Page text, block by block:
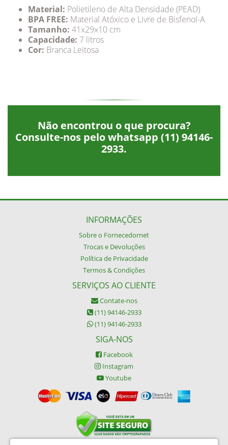
Material: Polietileno de Alta Densidade (PEAD)
BPA FREE: Material Atóxico e Livre de Bisfenol-A
Tamanho: 41x29x10 cm
Capacidade: 7 litros
Cor: Branca Leitosa
Não encontrou o que procura?
Consulte-nos pelo whatsapp (11) 94146-
2933.
INFORMAÇÕES
Sobre o Fornecedornet
Trocas e Devoluções
Política de Privacidade
Termos & Condições
SERVIÇOS AO CLIENTE
Contate-nos
(11) 94146-2933
(11) 94146-2933
SIGA-NOS
Facebook
Instagram
Youtube